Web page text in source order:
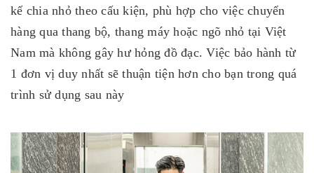
kế chia nhỏ theo cấu kiện, phù hợp cho việc chuyển
hàng qua thang bộ, thang máy hoặc ngõ nhỏ tại Việt
Nam mà không gây hư hỏng đồ đạc. Việc bảo hành từ
1 đơn vị duy nhất sẽ thuận tiện hơn cho bạn trong quá
trình sử dụng sau này